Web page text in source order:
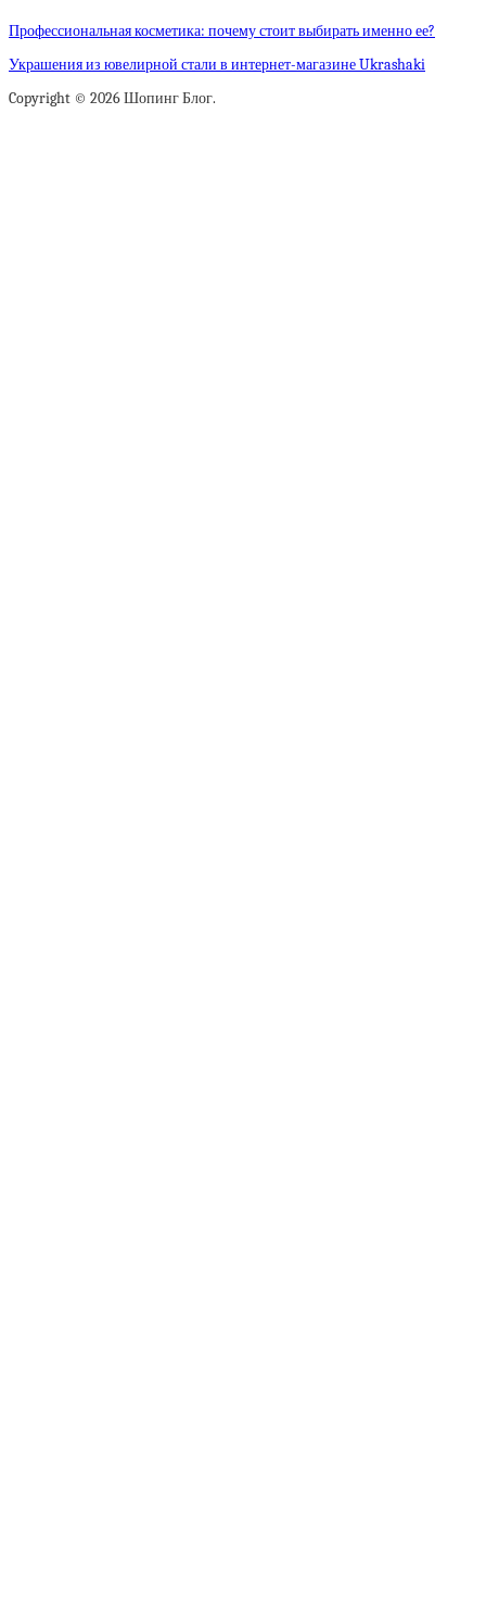
Профессиональная косметика: почему стоит выбирать именно ее?
Украшения из ювелирной стали в интернет-магазине Ukrashaki
Copyright © 2026 Шопинг Блог.